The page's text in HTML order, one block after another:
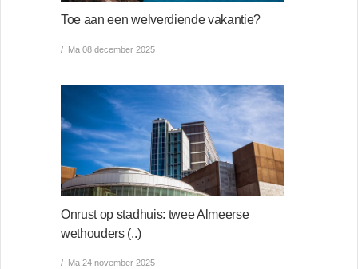
Toe aan een welverdiende vakantie?
Ma 08 december 2025
Onrust op stadhuis: twee Almeerse
wethouders (..)
Ma 24 november 2025